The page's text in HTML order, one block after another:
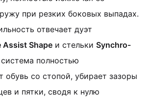
при резких боковых выпадах.
отвечает дуэт
Assist Shape и стельки Synchro-
полностью
обувь со стопой, убирает зазоры
и пятки, сводя к нулю